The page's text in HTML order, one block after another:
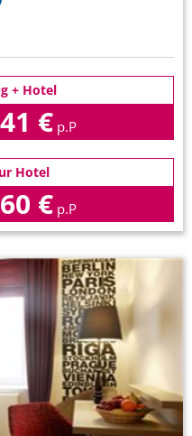
+ Hotel
€ p.P
Hotel
€ p.P